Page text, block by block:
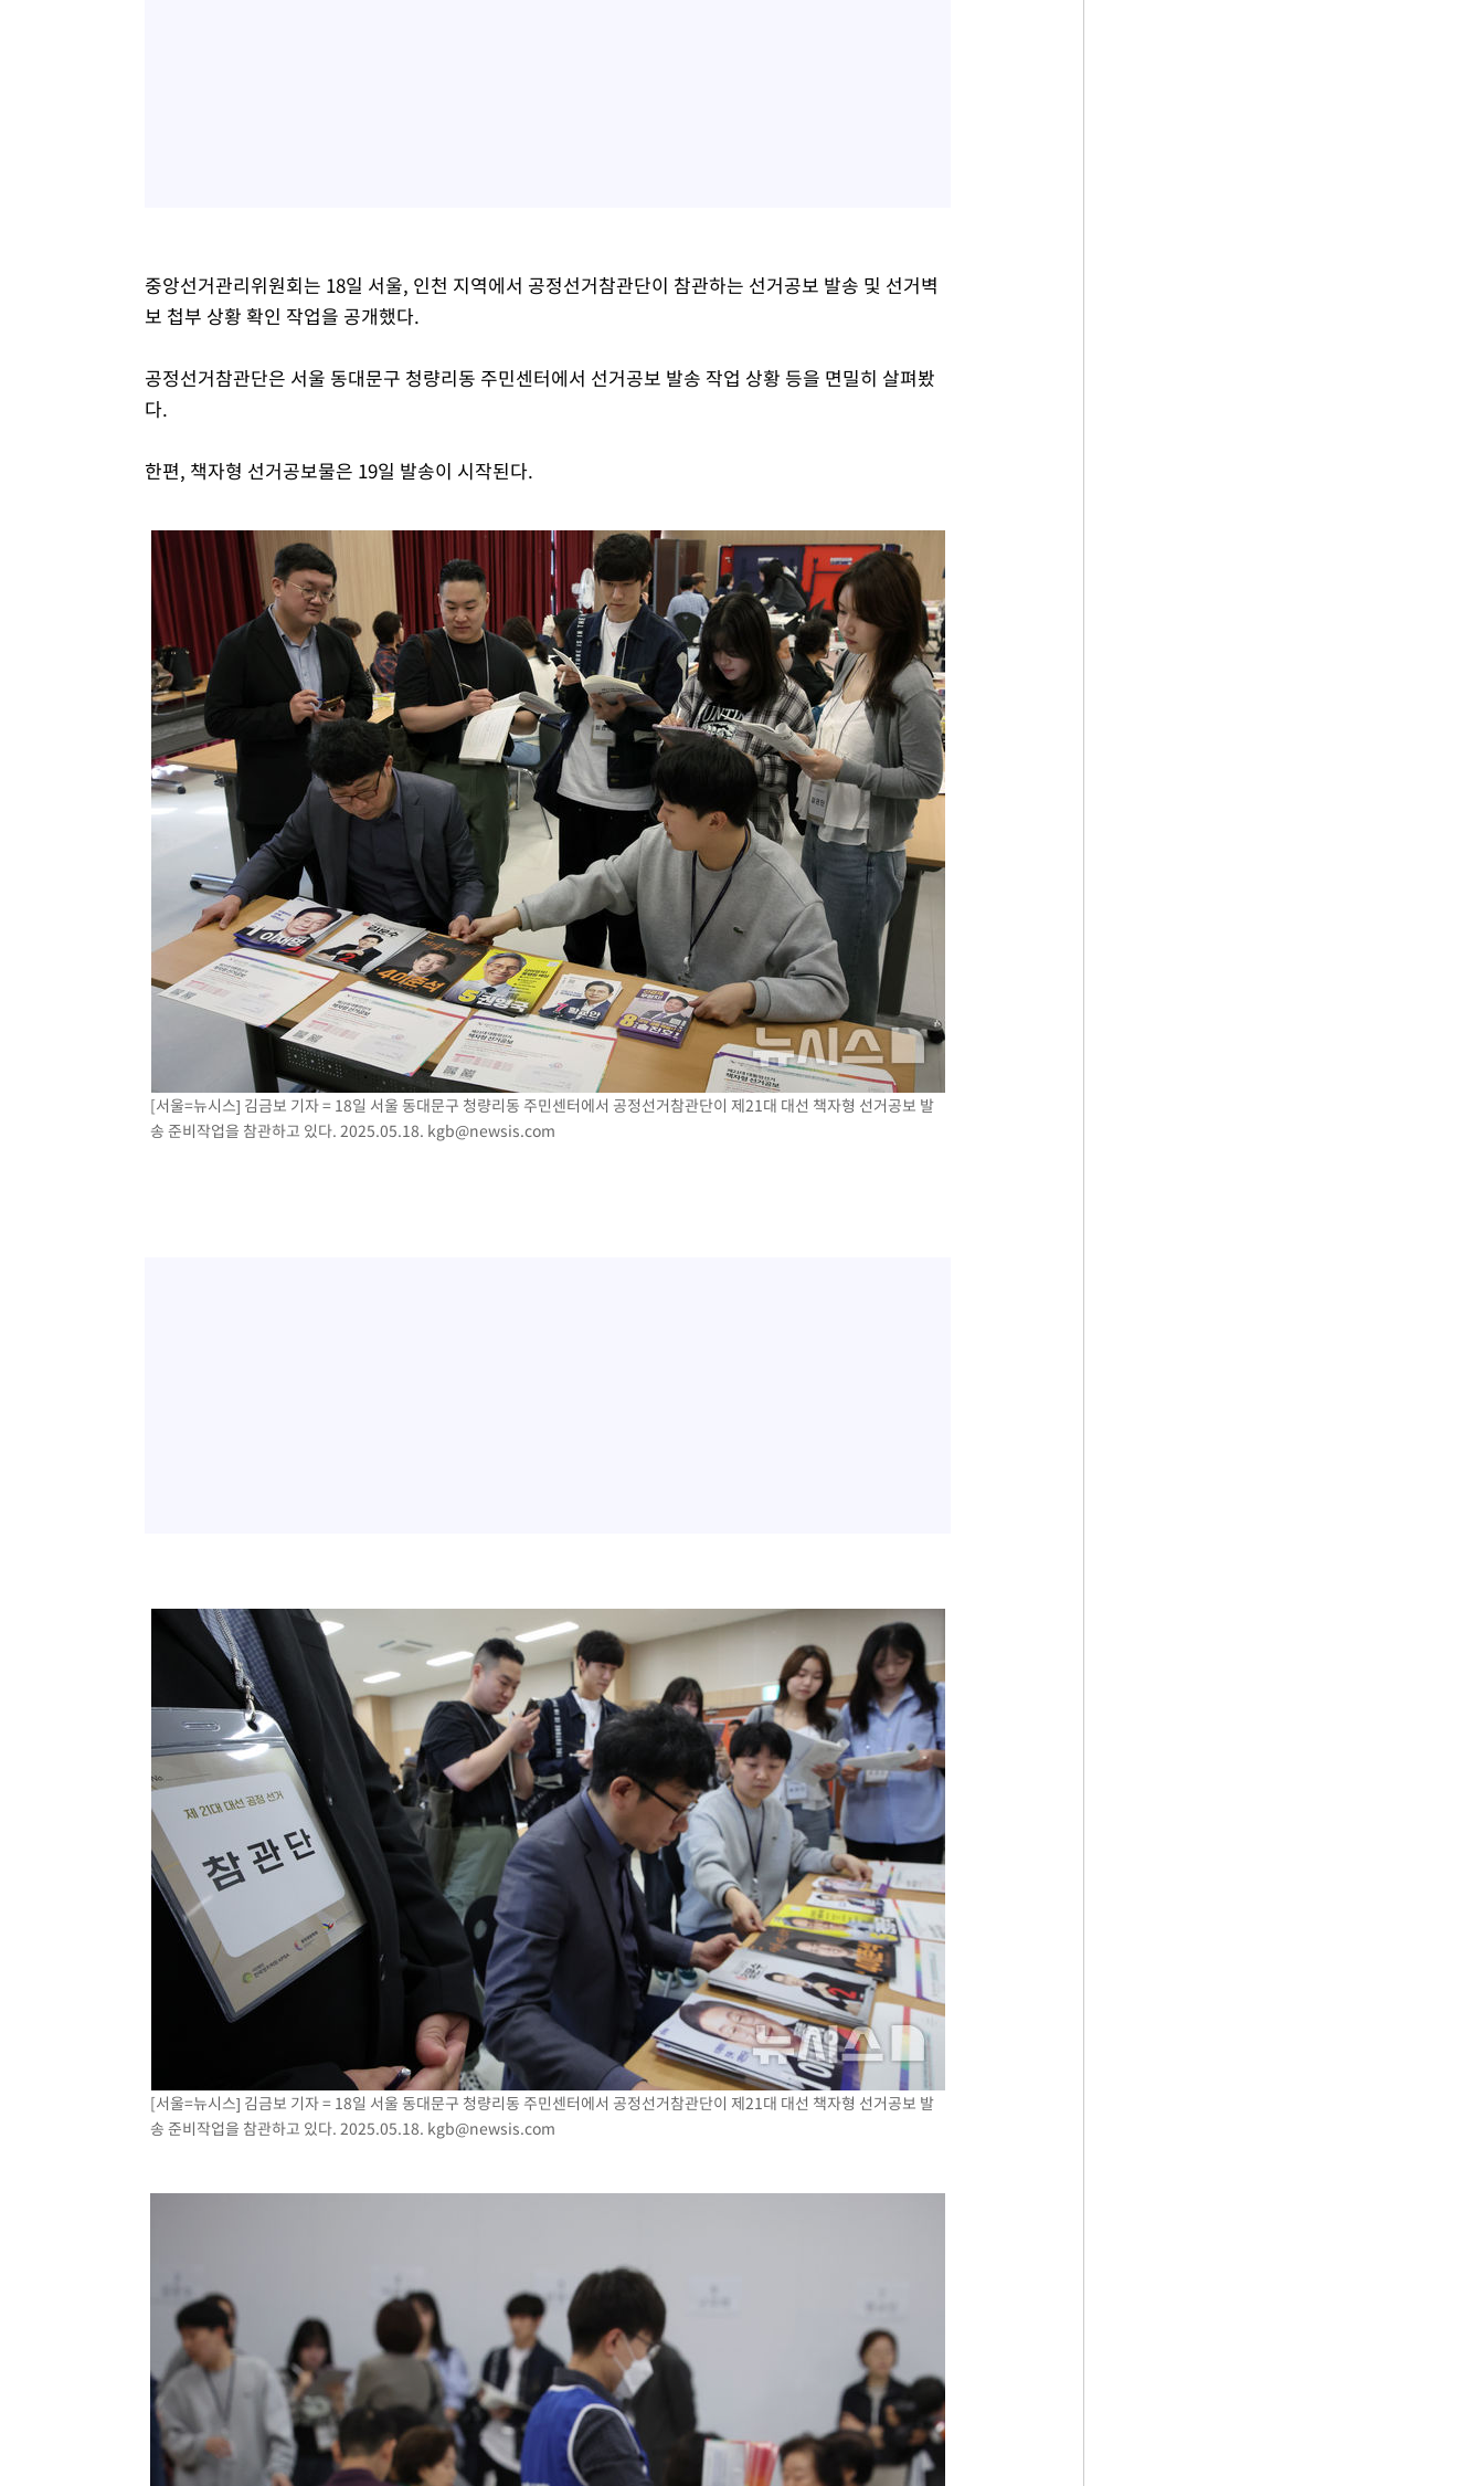
중앙선거관리위원회는 18일 서울, 인천 지역에서 공정선거참관단이 참관하는 선거공보 발송 및 선거벽
보 첩부 상황 확인 작업을 공개했다.
공정선거참관단은 서울 동대문구 청량리동 주민센터에서 선거공보 발송 작업 상황 등을 면밀히 살펴봤
다.
한편, 책자형 선거공보물은 19일 발송이 시작된다.
[서울=뉴시스] 김금보 기자 = 18일 서울 동대문구 청량리동 주민센터에서 공정선거참관단이 제21대 대선 책자형 선거공보 발
송 준비작업을 참관하고 있다. 2025.05.18. kgb@newsis.com
[서울=뉴시스] 김금보 기자 = 18일 서울 동대문구 청량리동 주민센터에서 공정선거참관단이 제21대 대선 책자형 선거공보 발
송 준비작업을 참관하고 있다. 2025.05.18. kgb@newsis.com